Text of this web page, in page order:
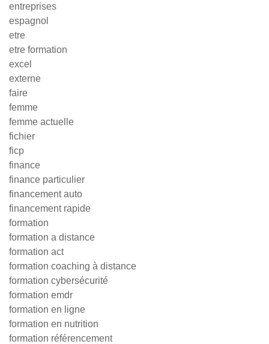
entreprises
espagnol
etre
etre formation
excel
externe
faire
femme
femme actuelle
fichier
ficp
finance
finance particulier
financement auto
financement rapide
formation
formation a distance
formation act
formation coaching à distance
formation cybersécurité
formation emdr
formation en ligne
formation en nutrition
formation référencement